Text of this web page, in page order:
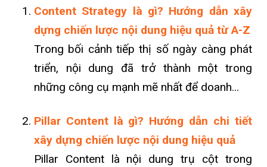
Content Strategy là gì? Hướng dẫn xây
dựng chiến lược nội dung hiệu quả từ A-Z
Trong bối cảnh tiếp thị số ngày càng phát
triển, nội dung đã trở thành một trong
những công cụ mạnh mẽ nhất để doanh...
Pillar Content là gì? Hướng dẫn chi tiết
xây dựng chiến lược nội dung hiệu quả
Pillar Content là nội dung trụ cột trong